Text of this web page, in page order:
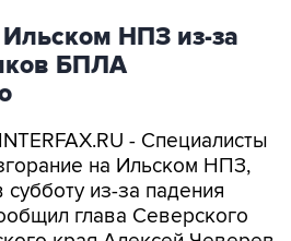
НПЗ из-за
БПЛА
- Специалисты
на Ильском НПЗ,
из-за падения
глава Северского